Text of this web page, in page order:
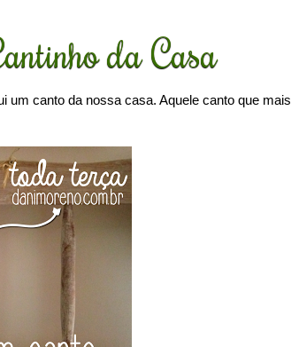
da Casa
um canto da nossa casa. Aquele canto que mais